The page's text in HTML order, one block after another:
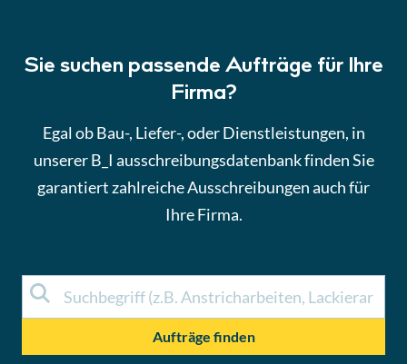
Sie suchen passende Aufträge für Ihre
Firma?
Egal ob Bau-, Liefer-, oder Dienstleistungen, in
unserer B_I ausschreibungsdatenbank finden Sie
garantiert zahlreiche Ausschreibungen auch für
Ihre Firma.
Aufträge finden